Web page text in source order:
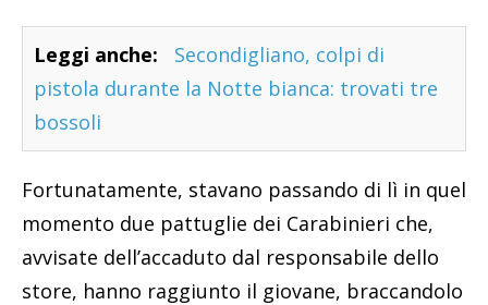
Leggi anche:
Secondigliano, colpi di
pistola durante la Notte bianca: trovati tre
bossoli
Fortunatamente, stavano passando di lì in quel
momento due pattuglie dei Carabinieri che,
avvisate dell’accaduto dal responsabile dello
store, hanno raggiunto il giovane, braccandolo